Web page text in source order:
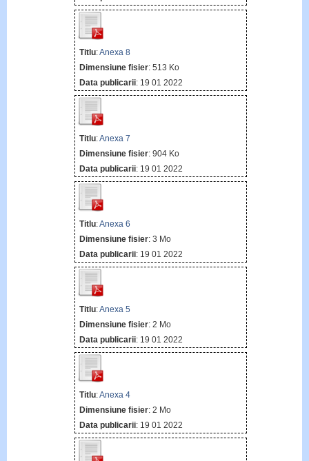
Titlu:Anexa 8
Dimensiune fisier: 513 Ko
Data publicarii: 19 01 2022
Titlu:Anexa 7
Dimensiune fisier: 904 Ko
Data publicarii: 19 01 2022
Titlu:Anexa 6
Dimensiune fisier: 3 Mo
Data publicarii: 19 01 2022
Titlu:Anexa 5
Dimensiune fisier: 2 Mo
Data publicarii: 19 01 2022
Titlu:Anexa 4
Dimensiune fisier: 2 Mo
Data publicarii: 19 01 2022